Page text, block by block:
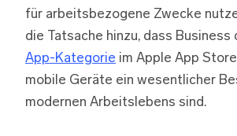
für arbeitsbezogene Zwecke
die Tatsache hinzu, dass
App-Kategorie im Apple App
mobile Geräte ein wesentlicher
modernen Arbeitslebens sind.